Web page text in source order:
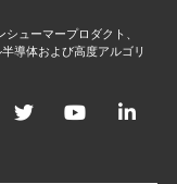
ューマープロダクト、
導体および高度アルゴリ
TwitterYouTube